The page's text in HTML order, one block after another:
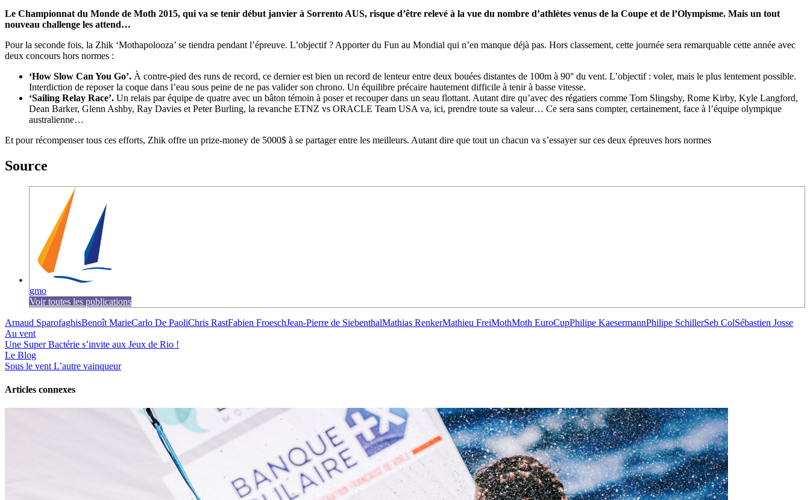
13 mars 2025
Le Championnat du Monde de Moth 2015, qui va se tenir début janvier à Sorrento AUS, risque d’être relevé à la vue du nombre d’athlètes venus de la Coupe et de l’Olympisme. Mais un tout
nouveau challenge les attend…
Pour la seconde fois, la Zhik ‘Mothapolooza’ se tiendra pendant l’épreuve. L’objectif ? Apporter du Fun au Mondial qui n’en manque déjà pas. Hors classement, cette journée sera remarquable cette année avec
deux concours hors normes :
‘How Slow Can You Go’. À contre-pied des runs de record, ce dernier est bien un record de lenteur entre deux bouées distantes de 100m à 90° du vent. L’objectif : voler, mais le plus lentement possible.
Interdiction de reposer la coque dans l’eau sous peine de ne pas valider son chrono. Un équilibre précaire hautement difficile à tenir à basse vitesse.
‘Sailing Relay Race’. Un relais par équipe de quatre avec un bâton témoin à poser et recouper dans un seau flottant. Autant dire qu’avec des régatiers comme Tom Slingsby, Rome Kirby, Kyle Langford,
Dean Barker, Glenn Ashby, Ray Davies et Peter Burling, la revanche ETNZ vs ORACLE Team USA va, ici, prendre toute sa valeur… Ce sera sans compter, certainement, face à l’équipe olympique
australienne…
Et pour récompenser tous ces efforts, Zhik offre un prize-money de 5000$ à se partager entre les meilleurs. Autant dire que tout un chacun va s’essayer sur ces deux épreuves hors normes
Source
gmo
Voir toutes les publications
Arnaud SparofaghisBenoît MarieCarlo De PaoliChris RastFabien FroeschJean-Pierre de SiebenthalMathias RenkerMathieu FreiMothMoth EuroCupPhilipe KaesermannPhilipe SchillerSeb ColSébastien Josse
Au vent
Une Super Bactérie s’invite aux Jeux de Rio !
Le Blog
Sous le vent L’autre vainqueur
Articles connexes